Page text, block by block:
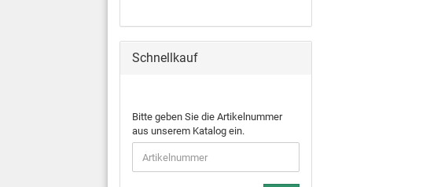
Schnellkauf
Bitte geben Sie die Artikelnummer
aus unserem Katalog ein.